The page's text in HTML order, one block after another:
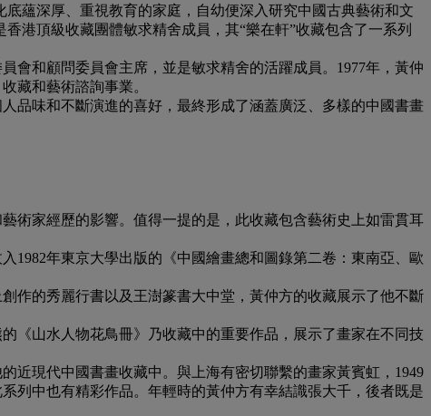
蘊深厚、重視教育的家庭，自幼便深入研究中國古典藝術和文
港頂級收藏團體敏求精舍成員，其“樂在軒”收藏包含了一系列
會和顧問委員會主席，並是敏求精舍的活躍成員。1977年，黃仲
藏和藝術諮詢事業。
品味和不斷演進的喜好，最終形成了涵蓋廣泛、多樣的中國書畫
術家經歷的影響。值得一提的是，此收藏包含藝術史上如雷貫耳
1982年東京大學出版的《中國繪畫總和圖錄第二卷：東南亞、歐
作的秀麗行書以及王澍篆書大中堂，黃仲方的收藏展示了他不斷
《山水人物花鳥冊》乃收藏中的重要作品，展示了畫家在不同技
近現代中國書畫收藏中。與上海有密切聯繫的畫家黃賓虹，1949
列中也有精彩作品。年輕時的黃仲方有幸結識張大千，後者既是